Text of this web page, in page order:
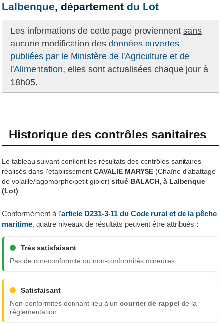
Lalbenque, départementdu Lot
Les informations de cette page proviennentsans
aucune modification desdonnées ouvertes
publiées par le Ministère de l'Agriculture et de
l'Alimentation, elles sont actualisées chaque jour à
18h05.
Historique des contrôles sanitaires
Le tableau suivant contient les résultats des contrôles sanitaires
réalisés dans l'établissementCAVALIE MARYSE (Chaîne d'abattage
de volaille/lagomorphe/petit gibier) situé BALACH, à Lalbenque
(Lot)
Conformément à l'article D231-3-11 du Code rural et de la pêche
maritime, quatre niveaux de résultats peuvent être attribués :
Très satisfaisant
Pas de non-conformité ou non-conformités mineures.
Satisfaisant
Non-conformités donnant lieu à uncourrier de rappel de la
réglementation.